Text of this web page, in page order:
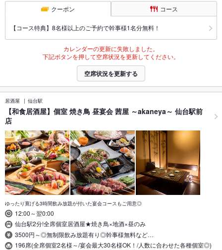
クーポン コース
【コース特典】8名様以上のご予約で幹事様1名分無料！
カレンダーの更新に失敗しました。
下記ボタンを押して空席状況を更新してください。
空席状況を更新する
居酒屋 仙台駅
【和食居酒屋】個室 焼き鳥 昼宴会 茜屋 ～akaneya～ 仙台駅前
店
ゆったり寛げる3時間飲み放題が付いた宴会コースもご用意◎
12:00～翌0:00
仙台駅2分!全席個室居酒屋★焼き鳥×地酒×昼のみ
3500円～◎無制限飲み放題有り◎幹事様無料など…
196席(全席個室2名様～/宴会最大30名様OK！/人数に合わせた各種個室◎)